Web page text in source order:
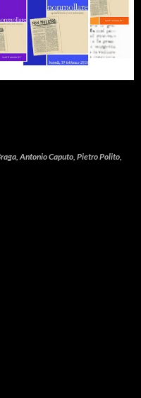
Antonio Caputo, Pietro Polito,